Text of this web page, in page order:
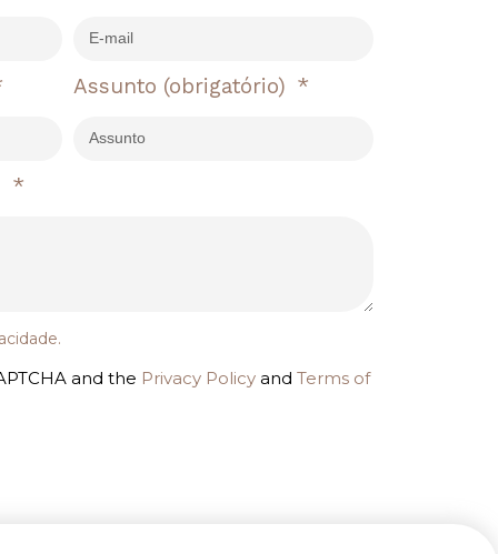
Assunto (obrigatório)
.
and the Privacy Policy and Terms of